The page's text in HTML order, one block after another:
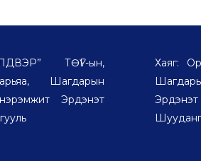
ТӨҮГ-ын,
Шагдарын
Эрдэнэт
Хаяг: